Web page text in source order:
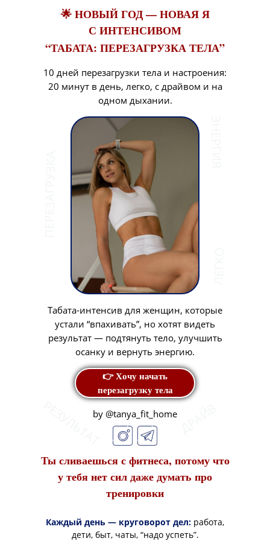
РЕЗУЛЬТАТ ДРАЙВ
🌟 НОВЫЙ ГОД — НОВАЯ Я
С ИНТЕНСИВОМ
“ТАБАТА: ПЕРЕЗАГРУЗКА ТЕЛА”
10 дней перезагрузки тела и настроения:
20 минут в день, легко, с драйвом и на
одном дыхании.
Табата-интенсив для женщин, которые
устали “впахивать”, но хотят видеть
результат — подтянуть тело, улучшить
осанку и вернуть энергию.
by @tanya_fit_home
👉 Хочу начать
перезагрузку тела
Ты сливаешься с фитнеса, потому что
у тебя нет сил даже думать про
тренировки
Каждый день — круговорот дел: работа,
дети, быт, чаты, “надо успеть”.